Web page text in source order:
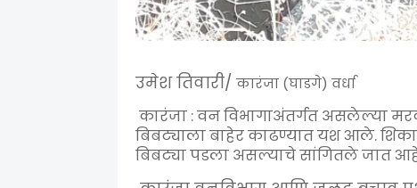
उमेश तिवारी/ कारंजा (घाडगे) वर्धा
कारंजा : वन विभागाअंतर्गत असलेल्या
बिबट्याला बाहेर काढण्यात यश आले.
बिबट्या पडला असल्याचे सांगितले जात